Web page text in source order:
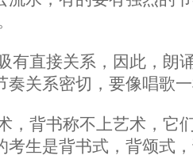
有直接关系，因此，朗
奏关系密切，要像唱歌
，背书称不上艺术，它
考生是背书式，背颂式